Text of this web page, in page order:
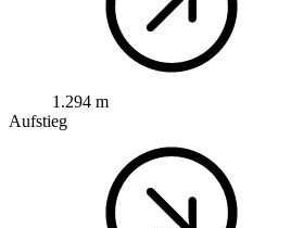
1.294 m
Aufstieg